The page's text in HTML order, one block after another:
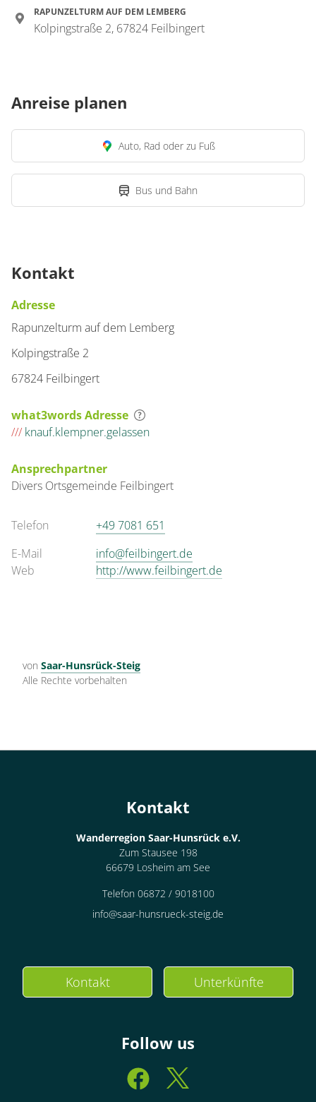
RAPUNZELTURM AUF DEM LEMBERG
Kolpingstraße 2, 67824 Feilbingert
Anreise planen
Auto, Rad oder zu Fuß
Bus und Bahn
Kontakt
Adresse
Rapunzelturm auf dem Lemberg
Kolpingstraße 2
67824 Feilbingert
what3words Adresse
/// knauf.klempner.gelassen
Ansprechpartner
Divers Ortsgemeinde Feilbingert
Telefon
+49 7081 651
E-Mail
info@feilbingert.de
Web
http://www.feilbingert.de
von Saar-Hunsrück-Steig
Alle Rechte vorbehalten
Kontakt
Wanderregion Saar-Hunsrück e.V.
Zum Stausee 198
66679 Losheim am See
Telefon 06872 / 9018100
info@saar-hunsrueck-steig.de
Kontakt Unterkünfte
Follow us